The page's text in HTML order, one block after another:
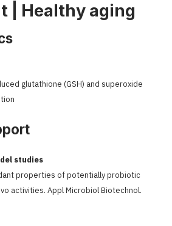
| Healthy aging
glutathione (GSH) and superoxide
studies
properties of potentially probiotic
activities. Appl Microbiol Biotechnol.